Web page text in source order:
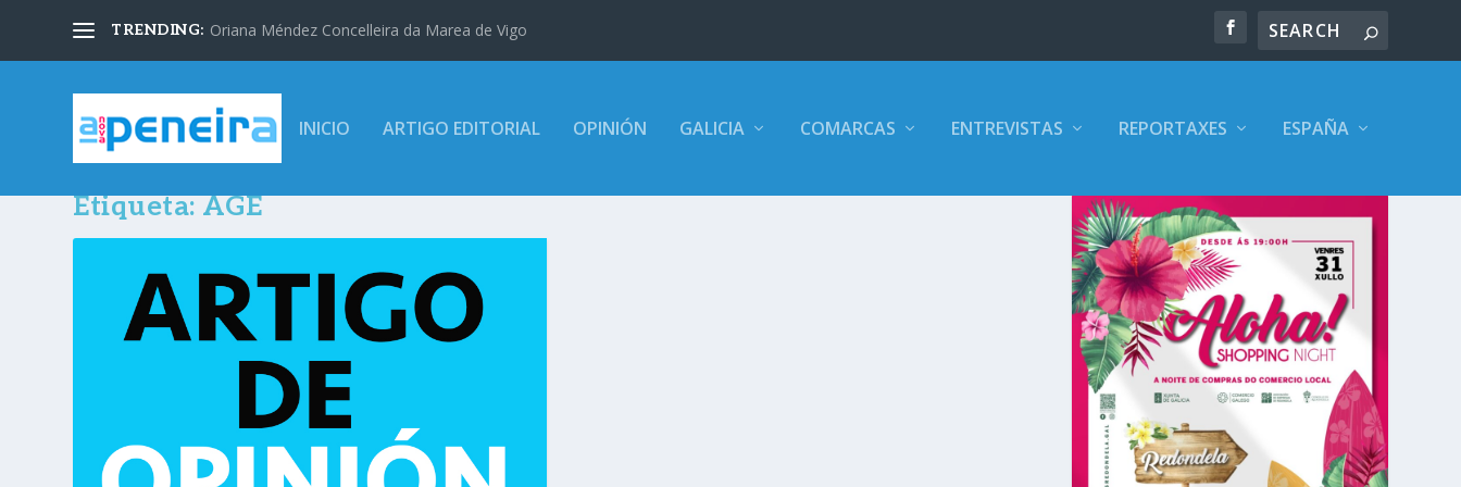
TRENDING: Oriana Méndez Concelleira da Marea de Vigo
INICIO ARTIGO EDITORIAL OPINIÓN GALICIA COMARCAS ENTREVISTAS REPORTAXES ESPAÑA
Etiqueta:AGE